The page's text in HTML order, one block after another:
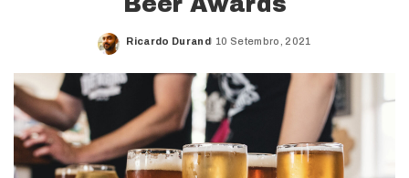
Posted
Ricardo Durand 10 Setembro, 2021